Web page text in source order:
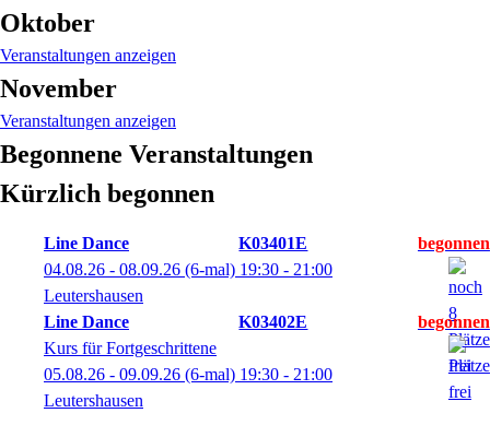
Oktober
Veranstaltungen anzeigen
November
Veranstaltungen anzeigen
Begonnene Veranstaltungen
Kürzlich begonnen
Line Dance
K03401E
04.08.26 - 08.09.26 (6-mal) 19:30 - 21:00
Leutershausen
Line Dance
K03402E
Kurs für Fortgeschrittene
05.08.26 - 09.09.26 (6-mal) 19:30 - 21:00
Leutershausen